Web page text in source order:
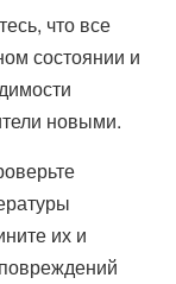
что все
состоянии и
новыми.
их и